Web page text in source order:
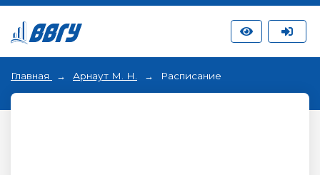
Главная Арнаут М. Н. Расписание